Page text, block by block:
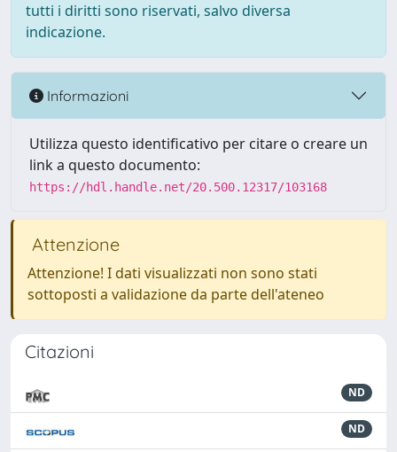
tutti i diritti sono riservati, salvo diversa
indicazione.
Informazioni
Utilizza questo identificativo per citare o creare un
link a questo documento:
https://hdl.handle.net/20.500.12317/103168
Attenzione
Attenzione! I dati visualizzati non sono stati
sottoposti a validazione da parte dell'ateneo
Citazioni
ND
ND